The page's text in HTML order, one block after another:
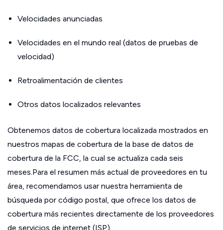
Velocidades anunciadas
Velocidades en el mundo real (datos de pruebas de
velocidad)
Retroalimentación de clientes
Otros datos localizados relevantes
Obtenemos datos de cobertura localizada mostrados en
nuestros mapas de cobertura de la base de datos de
cobertura de la FCC, la cual se actualiza cada seis
meses.Para el resumen más actual de proveedores en tu
área, recomendamos usar nuestra herramienta de
búsqueda por código postal, que ofrece los datos de
cobertura más recientes directamente de los proveedores
de servicios de internet (ISP).